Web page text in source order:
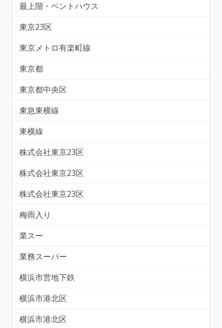
最上階・ペントハウス
東京23区
東京メトロ有楽町線
東京都
東京都中央区
東急東横線
東横線
株式会社東京23区
株式会社東京23区
株式会社東京23区
梅雨入り
業スー
業務スーパー
横浜市営地下鉄
横浜市港北区
横浜市港北区